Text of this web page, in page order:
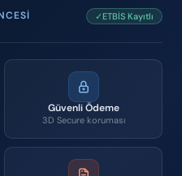
✓ETBİS Kayıtlı
Güvenli Ödeme
3D Secure koruması